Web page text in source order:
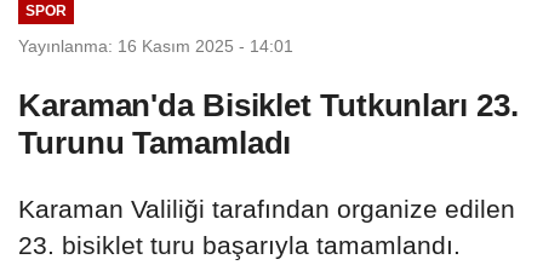
SPOR
Yayınlanma: 16 Kasım 2025 - 14:01
Karaman'da Bisiklet Tutkunları 23.
Turunu Tamamladı
Karaman Valiliği tarafından organize edilen
23. bisiklet turu başarıyla tamamlandı.